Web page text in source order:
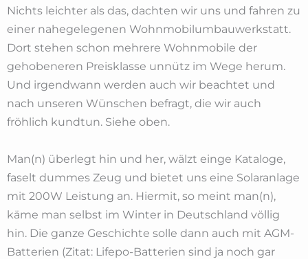
Nichts leichter als das, dachten wir uns und fahren zu
einer nahegelegenen Wohnmobilumbauwerkstatt.
Dort stehen schon mehrere Wohnmobile der
gehobeneren Preisklasse unnütz im Wege herum.
Und irgendwann werden auch wir beachtet und
nach unseren Wünschen befragt, die wir auch
fröhlich kundtun. Siehe oben.
Man(n) überlegt hin und her, wälzt einge Kataloge,
faselt dummes Zeug und bietet uns eine Solaranlage
mit 200W Leistung an. Hiermit, so meint man(n),
käme man selbst im Winter in Deutschland völlig
hin. Die ganze Geschichte solle dann auch mit AGM-
Batterien (Zitat: Lifepo-Batterien sind ja noch gar